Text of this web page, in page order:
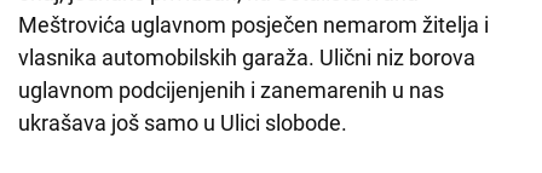
Meštrovića uglavnom posječen nemarom žitelja i
vlasnika automobilskih garaža. Ulični niz borova
uglavnom podcijenjenih i zanemarenih u nas
ukrašava još samo u Ulici slobode.